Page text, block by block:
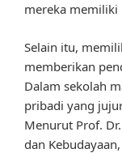
mereka memiliki
Selain itu,
memberikan
Dalam sekolah
pribadi yang
Menurut Prof.
dan